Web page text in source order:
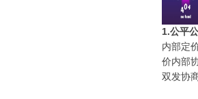
1.公平
内部定
价内部
双发协